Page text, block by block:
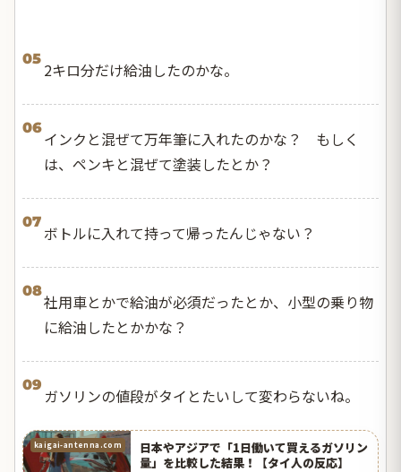
05
2キロ分だけ給油したのかな。
06
インクと混ぜて万年筆に入れたのかな？ もしく
は、ペンキと混ぜて塗装したとか？
07
ボトルに入れて持って帰ったんじゃない？
08
社用車とかで給油が必須だったとか、小型の乗り物
に給油したとかかな？
09
ガソリンの値段がタイとたいして変わらないね。
kaigai-antenna.com
日本やアジアで「1日働いて買えるガソリン
量」を比較した結果！【タイ人の反応】